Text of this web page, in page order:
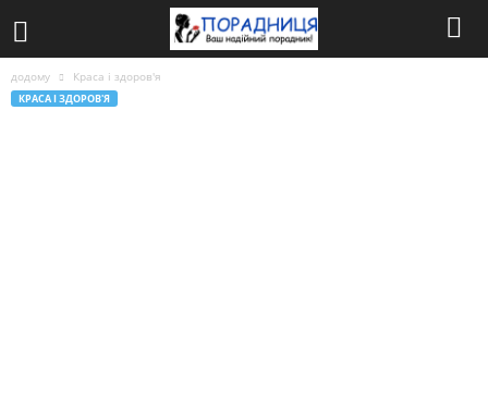
додому Краса і здоров'я
КРАСА І ЗДОРОВ'Я